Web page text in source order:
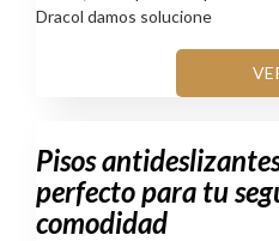
Dracol damos solucione
Pisos
perfecto para tu
comodidad